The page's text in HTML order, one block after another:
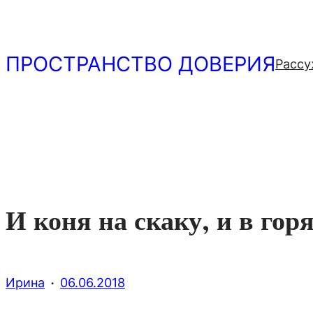
содержимому
ПРОСТРАНСТВО ДОВЕРИЯ
И коня на скаку, и в
Ирина · 06.06.2018